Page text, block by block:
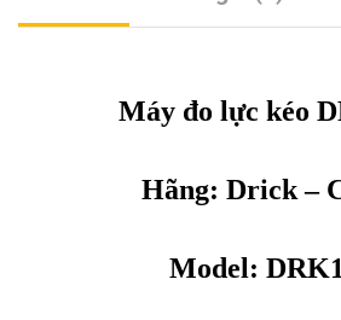
Máy đo lực kéo
Hãng: Drick–
Model: